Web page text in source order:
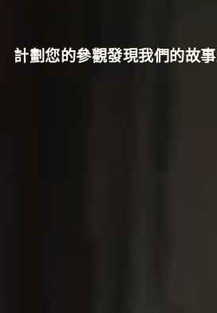
計劃您的參觀發現我們的故事